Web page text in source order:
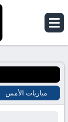
مباريات الأمس